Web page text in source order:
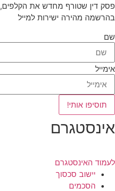
פסק דין שטורף מחדש את הקלפים,
בהרשמה מהירה ישירות למייל
שם
אימייל
תוסיפו אותי!
אינסטגרם
לעמוד האינסטגרם
יישוב סכסוך
הסכמים